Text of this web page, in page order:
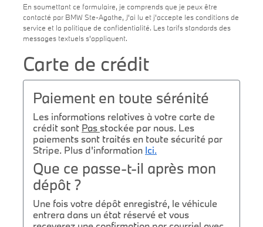
En soumettant ce formulaire, je comprends que je peux être
contacté par BMW Ste-Agathe, J'ai lu et j'accepte les conditions de
service et la politique de confidentialité. Les tarifs standards des
messages textuels s'appliquent.
Carte de crédit
Paiement en toute sérénité
Les informations relatives à votre carte de
crédit sont Pas stockée par nous. Les
paiements sont traités en toute sécurité par
Stripe. Plus d'information Ici.
Que ce passe-t-il après mon
dépôt ?
Une fois votre dépôt enregistré, le véhicule
entrera dans un état réservé et vous